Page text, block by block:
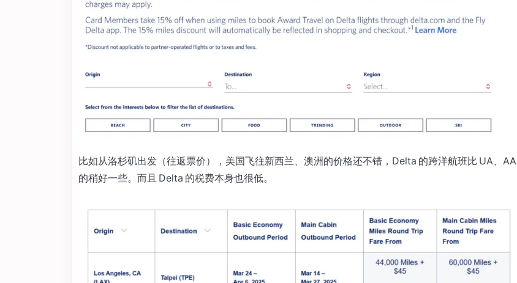
比如从洛杉矶出发（往返票价），美国飞往新西兰、澳洲的价格还不错，Delta 的跨洋航班比 UA、AA
的稍好一些。而且 Delta 的税费本身也很低。